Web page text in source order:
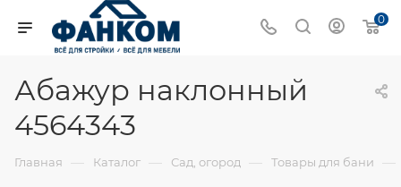
0
Абажур наклонный
4564343
Главная — Каталог — Сад, огород — Товары для бани —